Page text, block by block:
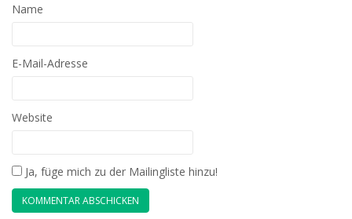
Name
E-Mail-Adresse
Website
Ja, füge mich zu der Mailingliste hinzu!